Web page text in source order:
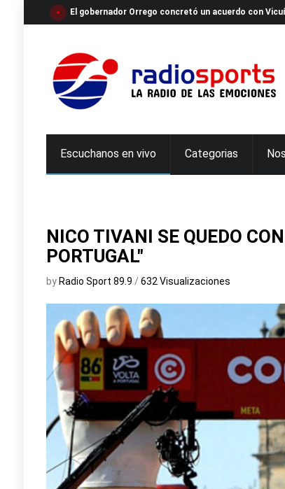
El gobernador Orrego concretó un acuerdo con
Escuchanos en vivo Categorias
NICO TIVANI SE QUEDO
PORTUGAL"
by Radio Sport 89.9 /632 Visualizaciones